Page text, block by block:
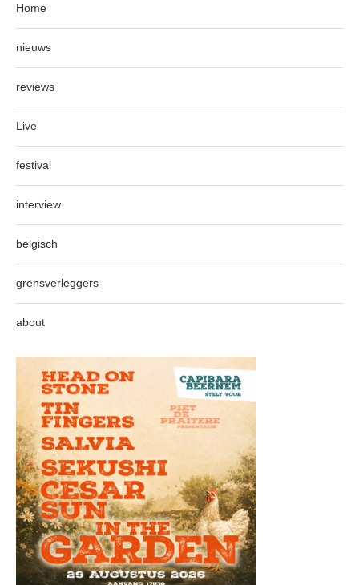
Home
nieuws
reviews
Live
festival
interview
belgisch
grensverleggers
about